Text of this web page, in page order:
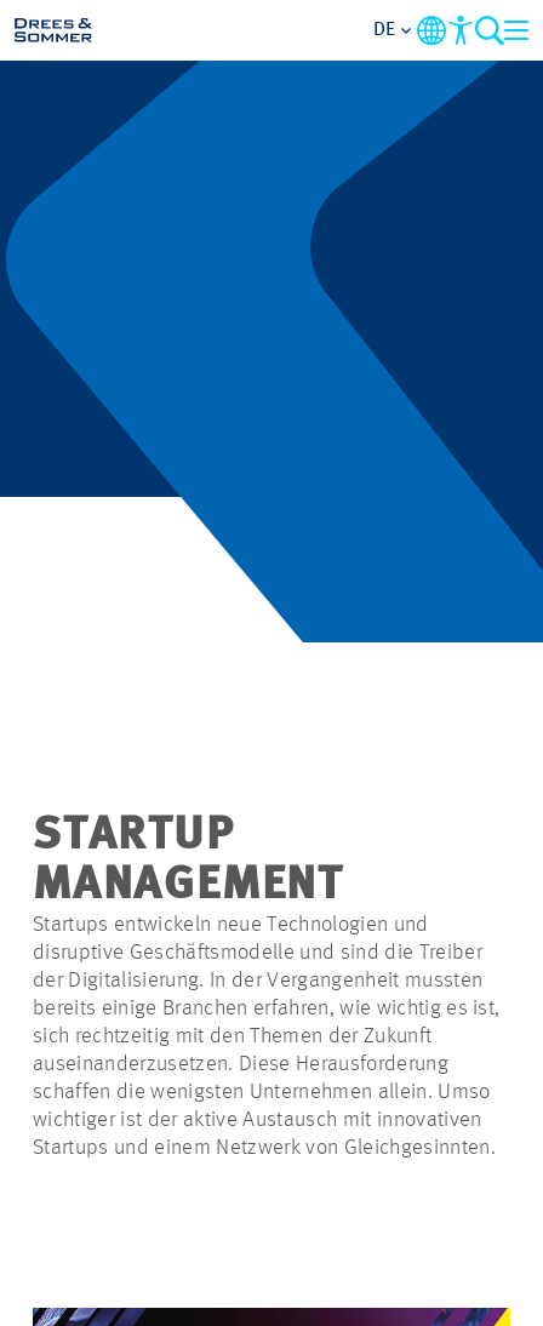
LEISTUNGEN
UNTERNEHMEN
DE
STARTUP
MANAGEMENT
Startups entwickeln neue Technologien und
disruptive Geschäftsmodelle und sind die Treiber
der Digitalisierung. In der Vergangenheit mussten
bereits einige Branchen erfahren, wie wichtig es ist,
sich rechtzeitig mit den Themen der Zukunft
auseinanderzusetzen. Diese Herausforderung
schaffen die wenigsten Unternehmen allein. Umso
wichtiger ist der aktive Austausch mit innovativen
Startups und einem Netzwerk von Gleichgesinnten.